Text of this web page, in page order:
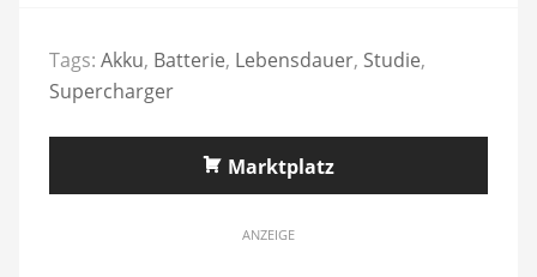
Tags: Akku, Batterie, Lebensdauer, Studie,
Supercharger
Marktplatz
ANZEIGE